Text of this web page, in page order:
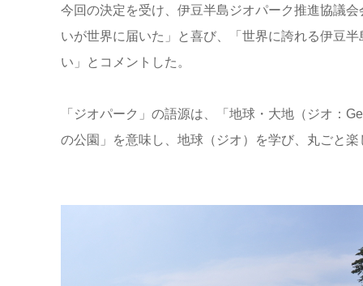
今回の決定を受け、伊豆半島ジオパーク推進協議
いが世界に届いた」と喜び、「世界に誇れる伊豆
い」とコメントした。
「ジオパーク」の語源は、「地球・大地（ジオ：
の公園」を意味し、地球（ジオ）を学び、丸ごと